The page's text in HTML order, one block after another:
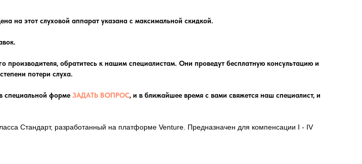
на этот слуховой аппарат указана с максимальной скидкой.
производителя, обратитесь к нашим специалистам. Они проведут бесплатную консультацию и
потери слуха.
специальной форме ЗАДАТЬ ВОПРОС, и в ближайшее время с вами свяжется наш специалист, и
Стандарт, разработанный на платформе Venture. Предназначен для компенсации I - IV